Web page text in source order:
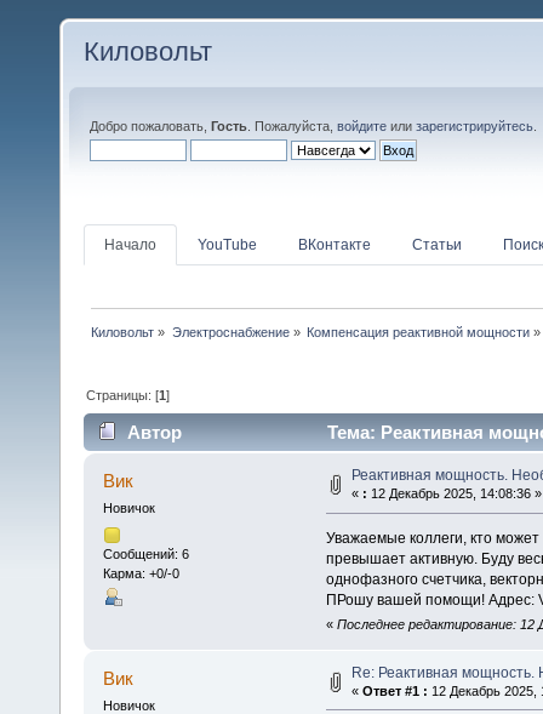
Киловольт
Добро пожаловать, Гость . Пожалуйста, войдите или зарегистрируйтесь
Начало YouTube ВКонтакте Статьи Поиск
Киловольт » Электроснабжение» Компенсация реактивной мощности»
Страницы: [1]
Автор Тема: Реактивная
Вик
Новичок
Сообщений: 6
Карма: +0/-0
Реактивная мощность.
« : 12 Декабрь 2025, 14:08:36 »
Уважаемые коллеги, кто
превышает активную. Буду
однофазного счетчика,
ПРошу вашей помощи! Адрес:
« Последнее редактирование: 12
Вик
Новичок
Re: Реактивная
« Ответ #1 : 12 Декабрь 2025,